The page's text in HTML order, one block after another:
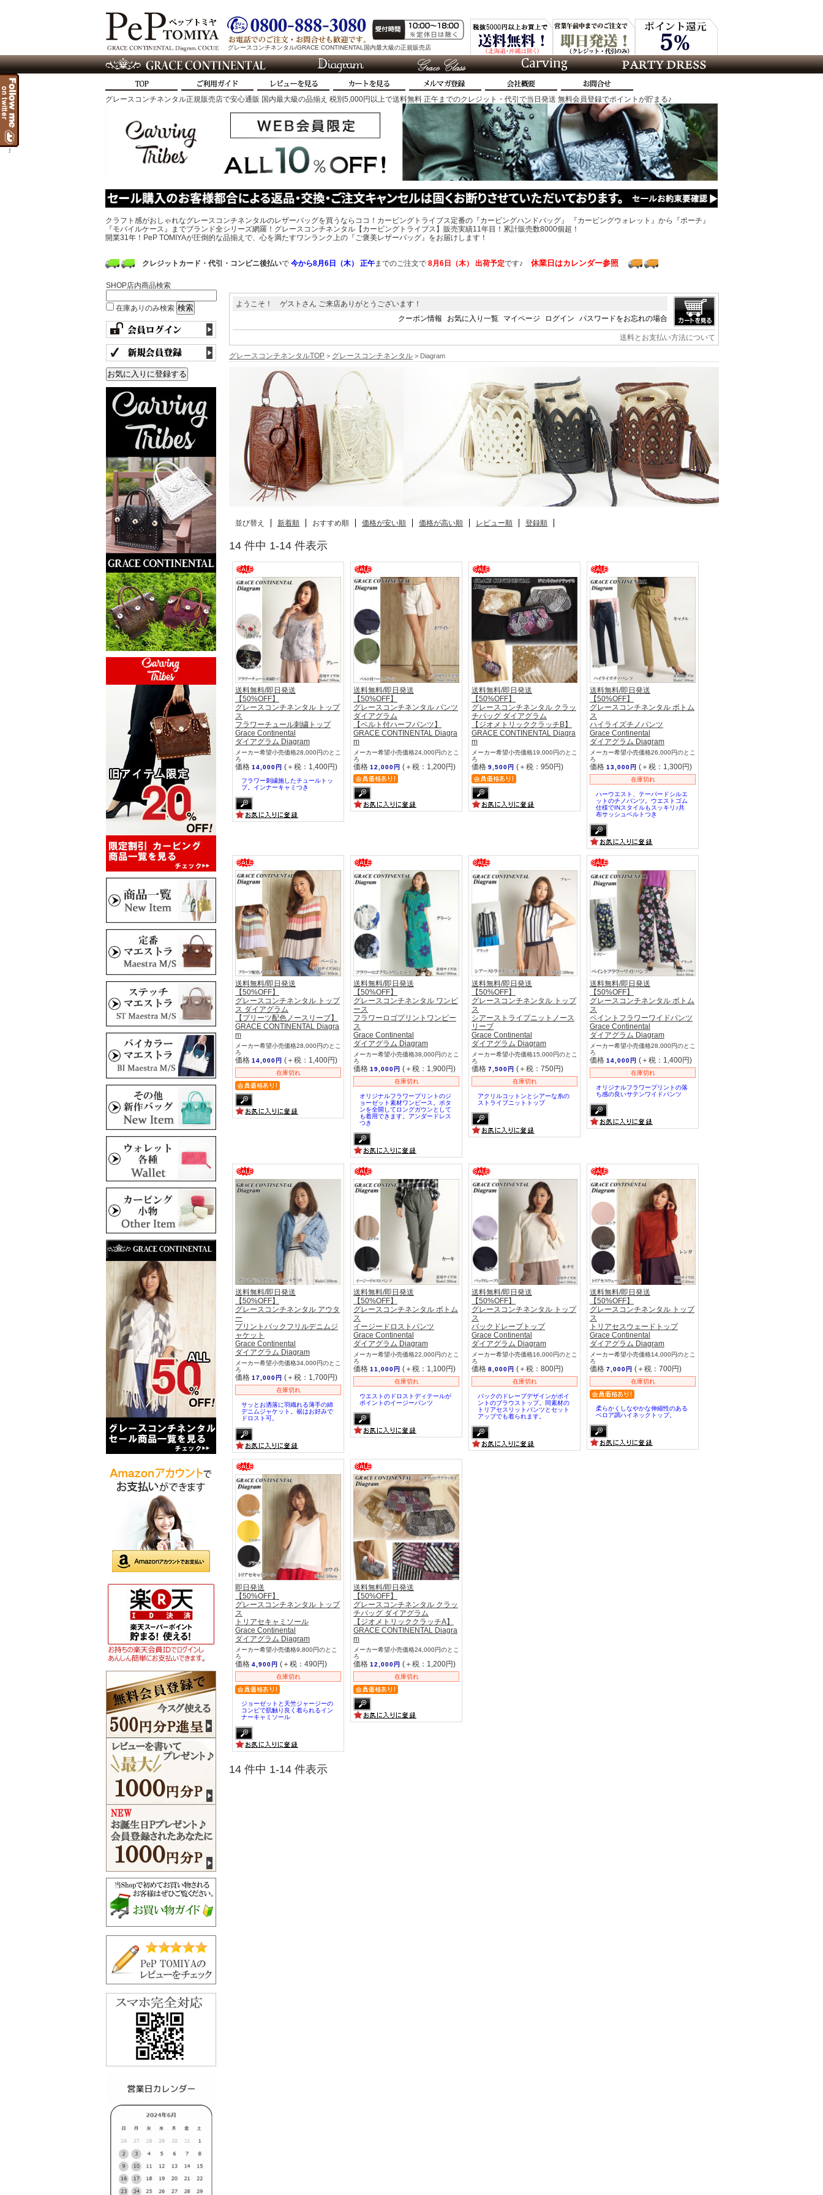
グレースコンチネンタル/GRACE CONTINENTAL国内最大級の正規販売店
グレースコンチネンタル正規販売店で安心通販 国内最大級の品揃え 税別5,000円以上で送料無料 正午までのクレジット・代引で当日発送 無料会員登録でポイントが貯まる♪
クラフト感がおしゃれなグレースコンチネンタルのレザーバッグを買うならココ！カービングトライブス定番の『カービングハンドバッグ』 『カービングウォレット』から『ポーチ』
『モバイルケース』までブランド全シリーズ網羅！グレースコンチネンタル【カービングトライブス】販売実績11年目！累計販売数8000個超！
開業31年！PeP TOMIYAが圧倒的な品揃えで、心を満たすワンランク上の『ご褒美レザーバッグ』をお届けします！
クレジットカード・代引・コンビニ後払いで今から8月6日（木） 正午までのご注文で8月6日（木） 出荷予定です♪ 休業日はカレンダー参照
SHOP店内商品検索
在庫ありのみ検索
t
ようこそ！ ゲストさん ご来店ありがとうございます！
クーポン情報
お気に入り一覧 マイページ ログイン パスワードをお忘れの場合
送料とお支払い方法について
グレースコンチネンタルTOP > グレースコンチネンタル > Diagram
並び替え 新着順 おすすめ順 価格が安い順 価格が高い順 レビュー順 登録順
14 件中 1-14 件表示
送料無料/即日発送
【50%OFF】
グレースコンチネンタル トップ
ス
フラワーチュール刺繍トップ
Grace Continental
ダイアグラム Diagram
メーカー希望小売価格28,000円のとこ
ろ
価格 14,000円 (＋税：1,400円)
フラワー刺繍施したチュールトッ
プ。インナーキャミつき
送料無料/即日発送
【50%OFF】
グレースコンチネンタル パンツ
ダイアグラム
【ベルト付ハーフパンツ】
GRACE CONTINENTAL Diagra
m
メーカー希望小売価格24,000円のとこ
ろ
価格 12,000円 (＋税：1,200円)
送料無料/即日発送
【50%OFF】
グレースコンチネンタル クラッ
チバッグ ダイアグラム
【ジオメトリッククラッチB】
GRACE CONTINENTAL Diagra
m
メーカー希望小売価格19,000円のとこ
ろ
価格 9,500円 (＋税：950円)
送料無料/即日発送
【50%OFF】
グレースコンチネンタル ボトム
ス
ハイライズチノパンツ
Grace Continental
ダイアグラム Diagram
メーカー希望小売価格26,000円のとこ
ろ
価格 13,000円 (＋税：1,300円)
在庫切れ
ハーウエスト、テーパードシルエ
ットのチノパンツ。ウエストゴム
仕様でINスタイルもスッキリ♪共
布サッシュベルトつき
送料無料/即日発送
【50%OFF】
グレースコンチネンタル トップ
ス ダイアグラム
【プリーツ配色ノースリーブ】
GRACE CONTINENTAL Diagra
m
メーカー希望小売価格28,000円のとこ
ろ
価格 14,000円 (＋税：1,400円)
在庫切れ
送料無料/即日発送
【50%OFF】
グレースコンチネンタル ワンピ
ース
フラワーロゴプリントワンピー
ス
Grace Continental
ダイアグラム Diagram
メーカー希望小売価格38,000円のとこ
ろ
価格 19,000円 (＋税：1,900円)
在庫切れ
オリジナルフラワープリントのジ
ョーゼット素材ワンピース。ボタ
ンを全開してロングガウンとして
も着用できます。アンダードレス
つき
送料無料/即日発送
【50%OFF】
グレースコンチネンタル トップ
ス
シアーストライプニットノース
リーブ
Grace Continental
ダイアグラム Diagram
メーカー希望小売価格15,000円のとこ
ろ
価格 7,500円 (＋税：750円)
在庫切れ
アクリルコットンとシアーな糸の
ストライプニットトップ
送料無料/即日発送
【50%OFF】
グレースコンチネンタル ボトム
ス
ペイントフラワーワイドパンツ
Grace Continental
ダイアグラム Diagram
メーカー希望小売価格28,000円のとこ
ろ
価格 14,000円 (＋税：1,400円)
在庫切れ
オリジナルフラワープリントの落
ち感の良いサテンワイドパンツ
送料無料/即日発送
【50%OFF】
グレースコンチネンタル アウタ
ー
プリントバックフリルデニムジ
ャケット
Grace Continental
ダイアグラム Diagram
メーカー希望小売価格34,000円のとこ
ろ
価格 17,000円 (＋税：1,700円)
在庫切れ
サッとお洒落に羽織れる薄手の綿
デニムジャケット。裾はお好みで
ドロスト可。
送料無料/即日発送
【50%OFF】
グレースコンチネンタル ボトム
ス
イージードロストパンツ
Grace Continental
ダイアグラム Diagram
メーカー希望小売価格22,000円のとこ
ろ
価格 11,000円 (＋税：1,100円)
在庫切れ
ウエストのドロストディテールが
ポイントのイージーパンツ
送料無料/即日発送
【50%OFF】
グレースコンチネンタル トップ
ス
バックドレープトップ
Grace Continental
ダイアグラム Diagram
メーカー希望小売価格16,000円のとこ
ろ
価格 8,000円 (＋税：800円)
在庫切れ
バックのドレープデザインがポイ
ントのブラウストップ。同素材の
トリアセスリットパンツとセット
アップでも着られます。
送料無料/即日発送
【50%OFF】
グレースコンチネンタル トップ
ス
トリアセスウェードトップ
Grace Continental
ダイアグラム Diagram
メーカー希望小売価格14,000円のとこ
ろ
価格 7,000円 (＋税：700円)
在庫切れ
柔らかくしなやかな伸縮性のある
ベロア調ハイネックトップ。
即日発送
【50%OFF】
グレースコンチネンタル トップ
ス
トリアセキャミソール
Grace Continental
ダイアグラム Diagram
メーカー希望小売価格9,800円のとこ
ろ
価格 4,900円 (＋税：490円)
在庫切れ
ジョーゼットと天竺ジャージーの
コンビで肌触り良く着られるイン
ナーキャミソール
送料無料/即日発送
【50%OFF】
グレースコンチネンタル クラッ
チバッグ ダイアグラム
【ジオメトリッククラッチA】
GRACE CONTINENTAL Diagra
m
メーカー希望小売価格24,000円のとこ
ろ
価格 12,000円 (＋税：1,200円)
在庫切れ
14 件中 1-14 件表示